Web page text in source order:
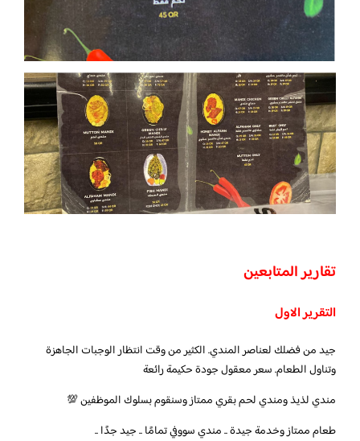
تقارير المتابعين
التقرير الاول
جيد من فضلك لعناصر المندي. الكثير من وقت انتظار الوجبات الجاهزة
وتناول الطعام. سعر معقول جودة حكيمة رائعة
مندي لذيذ ومندي لحم بقري ممتاز وسنقوم بسلوك الموظفين 💯
طعام ممتاز وخدمة جيدة .. مندي سووفي تمامًا .. جيد جدًا ..